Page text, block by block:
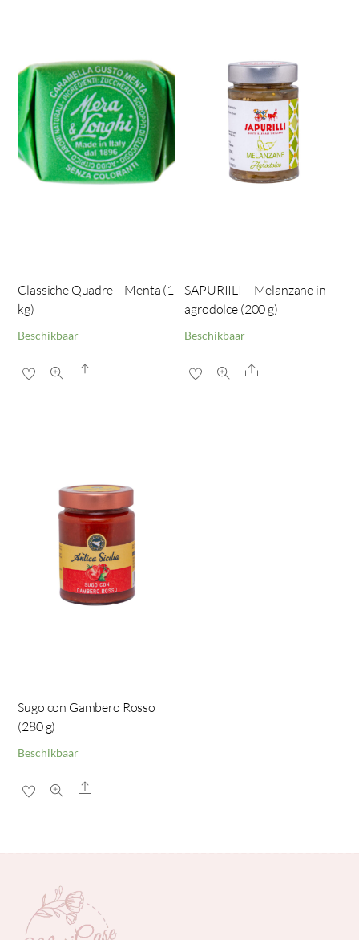
Classiche Quadre – Menta (1
kg)
Beschikbaar
Share
SAPURIILI – Melanzane in
agrodolce (200 g)
Beschikbaar
Share
Sugo con Gambero Rosso
(280 g)
Beschikbaar
Share